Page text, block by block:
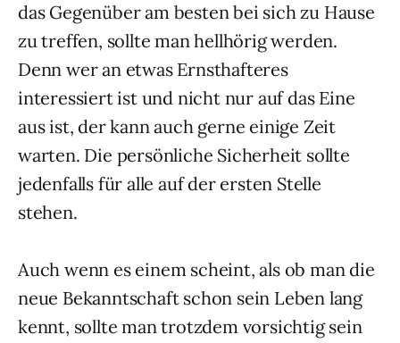
das Gegenüber am besten bei sich zu Hause
zu treffen, sollte man hellhörig werden.
Denn wer an etwas Ernsthafteres
interessiert ist und nicht nur auf das Eine
aus ist, der kann auch gerne einige Zeit
warten. Die persönliche Sicherheit sollte
jedenfalls für alle auf der ersten Stelle
stehen.
Auch wenn es einem scheint, als ob man die
neue Bekanntschaft schon sein Leben lang
kennt, sollte man trotzdem vorsichtig sein